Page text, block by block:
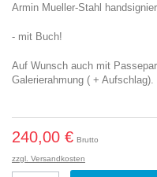
Armin Mueller-Stahl
- mit Buch!
Auf Wunsch auch mit
Galerierahmung ( +
240,00 € Brutto
zzgl. Versandkosten